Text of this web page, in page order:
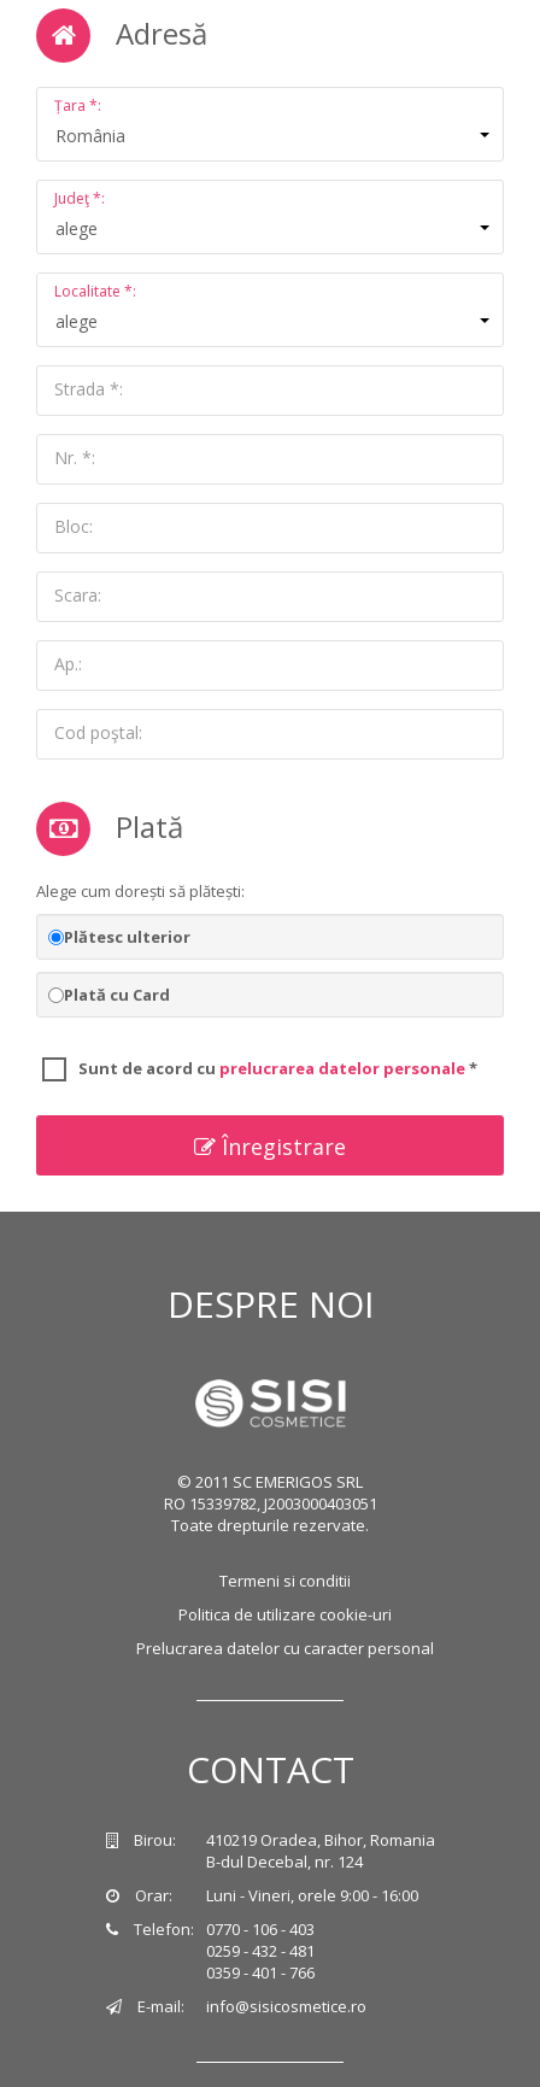
Adresă
România
Țara *:
alege
Judeţ *:
alege
Localitate *:
Strada *:
Nr. *:
Bloc:
Scara:
Ap.:
Cod poştal:
Plată
Alege cum dorești să plătești:
Plătesc ulterior
Plată cu Card
Sunt de acord cu prelucrarea datelor personale*
Înregistrare
DESPRE NOI
© 2011 SC EMERIGOS SRL
RO 15339782, J2003000403051
Toate drepturile rezervate.
Termeni si conditii
Politica de utilizare cookie-uri
Prelucrarea datelor cu caracter personal
CONTACT
Birou:
410219 Oradea, Bihor, Romania
B-dul Decebal, nr. 124
Orar:
Luni - Vineri, orele 9:00 - 16:00
Telefon:
0770 - 106 - 403
0259 - 432 - 481
0359 - 401 - 766
E-mail:
info@sisicosmetice.ro